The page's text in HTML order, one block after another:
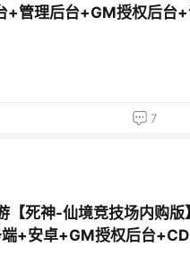
+管理后台+GM授权后台
7
【死神-仙境竞技场内购
+安卓+GM授权后台